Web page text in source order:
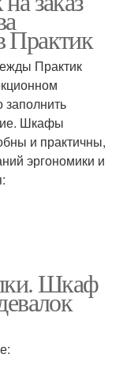
Практик
Практик
заполнить
Шкафы
и практичны,
эргономики и
Шкаф